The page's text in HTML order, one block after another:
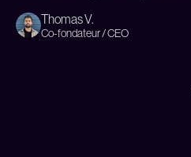
Thomas V.
Co-fondateur / CEO